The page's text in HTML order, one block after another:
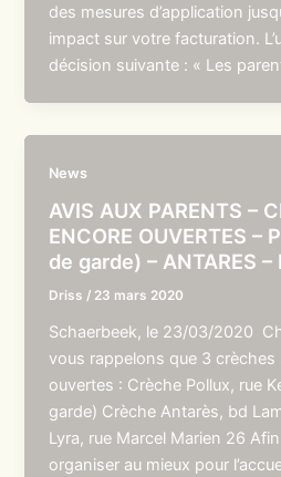
des mesures d’application
impact sur votre facturation.
décision suivante : « Les
News
AVIS AUX PARENTS –
ENCORE OUVERTES –
de garde) – ANTARES –
Driss / 23 mars 2020
Schaerbeek, le 23/03/2020
vous rappelons que 3
ouvertes : Crèche Pollux, rue
garde) Crèche Antarès, bd
Lyra, rue Marcel Marien 26
organiser au mieux pour